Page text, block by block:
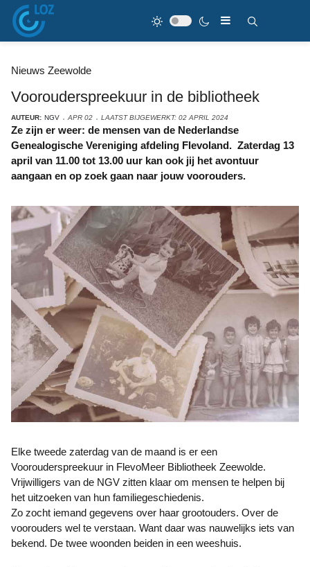
Nieuws Zeewolde
Voorouderspreekuur in de bibliotheek
AUTEUR: NGV APR 02 LAATST BIJGEWERKT: 02 APRIL 2024
Ze zijn er weer: de mensen van de Nederlandse
Genealogische Vereniging afdeling Flevoland. Zaterdag 13
april van 11.00 tot 13.00 uur kan ook jij het avontuur
aangaan en op zoek gaan naar jouw voorouders.
Elke tweede zaterdag van de maand is er een
Voorouderspreekuur in FlevoMeer Bibliotheek Zeewolde.
Vrijwilligers van de NGV zitten klaar om mensen te helpen bij
het uitzoeken van hun familiegeschiedenis.
Zo zocht iemand gegevens over haar grootouders. Over de
voorouders wel te verstaan. Want daar was nauwelijks iets van
bekend. De twee woonden beiden in een weeshuis.